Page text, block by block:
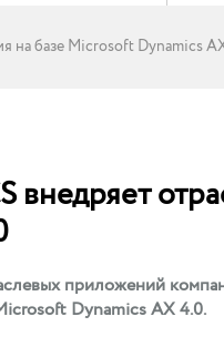
на базе Microsoft Dynamics
внедряет
приложений
Dynamics AX 4.0.